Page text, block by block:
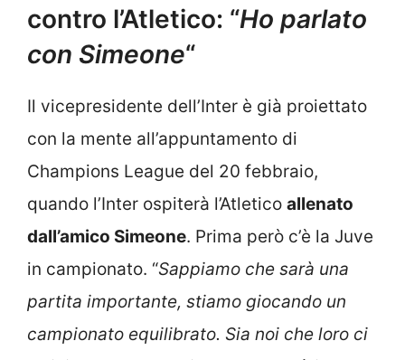
contro l’Atletico: “Ho parlato
con Simeone“
Il vicepresidente dell’Inter è già proiettato
con la mente all’appuntamento di
Champions League del 20 febbraio,
quando l’Inter ospiterà l’Atletico allenato
dall’amico Simeone. Prima però c’è la Juve
in campionato. “Sappiamo che sarà una
partita importante, stiamo giocando un
campionato equilibrato. Sia noi che loro ci